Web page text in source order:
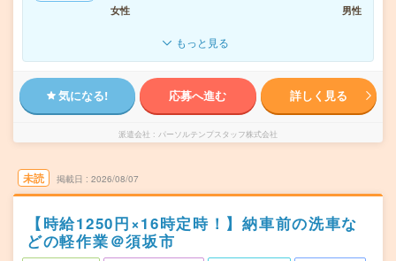
女性
男性
もっと見る
気になる! 応募へ進む 詳しく見る
派遣会社 パーソルテンプスタッフ株式会社
未読 掲載日 2026/08/07
【時給1250円×16時定時！】納車前の洗車な
どの軽作業＠須坂市